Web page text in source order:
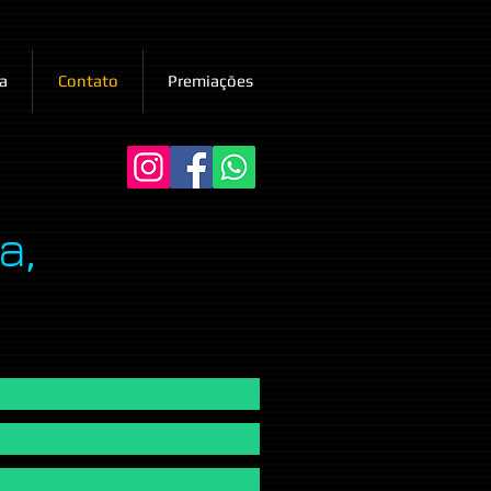
Contato Premiações